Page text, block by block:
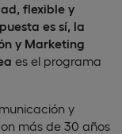
flexible y
es sí, la
y Marketing
es el programa
y
más de 30 años